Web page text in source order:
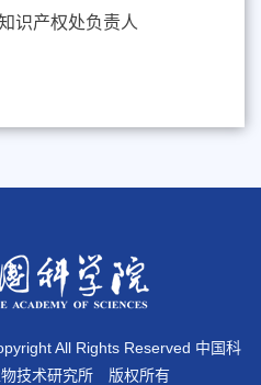
识产权处负责人
All Rights Reserved 中国科
物技术研究所 版权所有